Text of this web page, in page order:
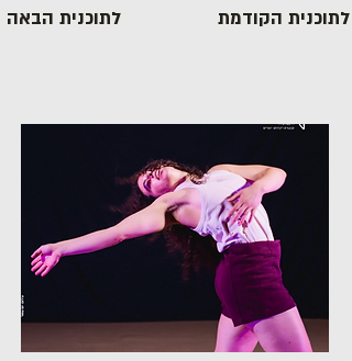
לתוכנית הבאה לתוכנית הקודמת